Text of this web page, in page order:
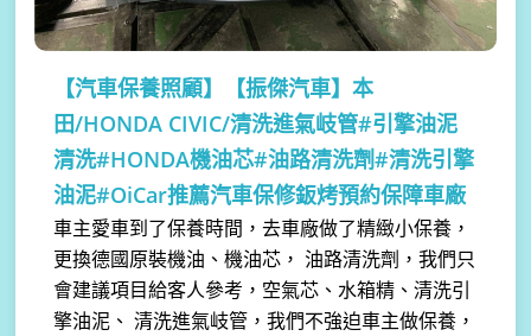
【汽車保養照顧】
【振傑汽車】本
田/HONDA CIVIC/清洗進氣岐管#引擎油泥
清洗#HONDA機油芯#油路清洗劑#清洗引擎
油泥#OiCar推薦汽車保修鈑烤預約保障車廠
車主愛車到了保養時間，去車廠做了精緻小保養，
更換德國原裝機油、機油芯， 油路清洗劑，我們只
會建議項目給客人參考，空氣芯、水箱精、清洗引
擎油泥、 清洗進氣岐管，我們不強迫車主做保養，